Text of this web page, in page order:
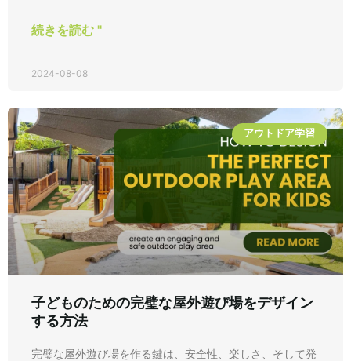
続きを読む "
2024-08-08
アウトドア学習
子どものための完璧な屋外遊び場をデザイン
する方法
完璧な屋外遊び場を作る鍵は、安全性、楽しさ、そして発